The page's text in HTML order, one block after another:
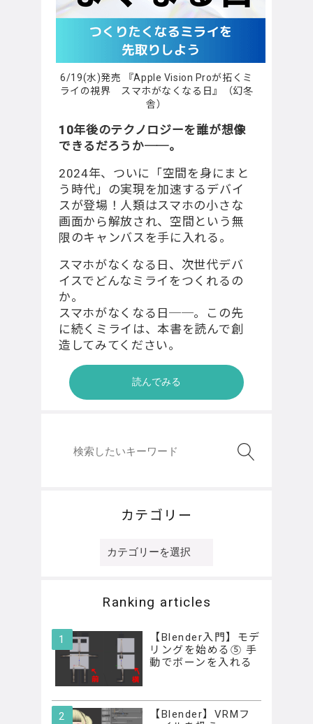
6/19(水)発売 『Apple Vision Proが拓くミ
ライの視界 スマホがなくなる日』（幻冬
舎）
10年後のテクノロジーを誰が想像
できるだろうか──。
2024年、ついに「空間を身にまと
う時代」の実現を加速するデバイ
スが登場！⼈類はスマホの⼩さな
画⾯から解放され、空間という無
限のキャンバスを⼿に⼊れる。
スマホがなくなる日、次世代デバ
イスでどんなミライをつくれるの
か。
スマホがなくなる日──。この先
に続くミライは、本書を読んで創
造してみてください。
読んでみる
カテゴリー
テ
ー
Ranking articles
【Blender入門】モデ
リングを始める⑤ 手
動でボーンを入れる
【Blender】VRMフ